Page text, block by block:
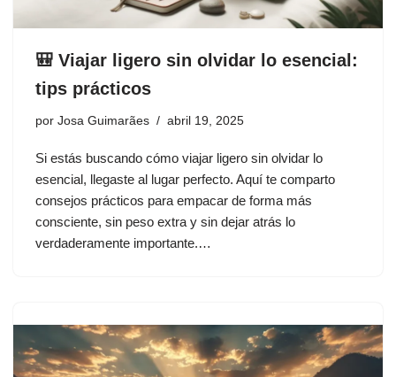
🎒 Viajar ligero sin olvidar lo esencial:
tips prácticos
por Josa Guimarães abril 19, 2025
Si estás buscando cómo viajar ligero sin olvidar lo
esencial, llegaste al lugar perfecto. Aquí te comparto
consejos prácticos para empacar de forma más
consciente, sin peso extra y sin dejar atrás lo
verdaderamente importante.…